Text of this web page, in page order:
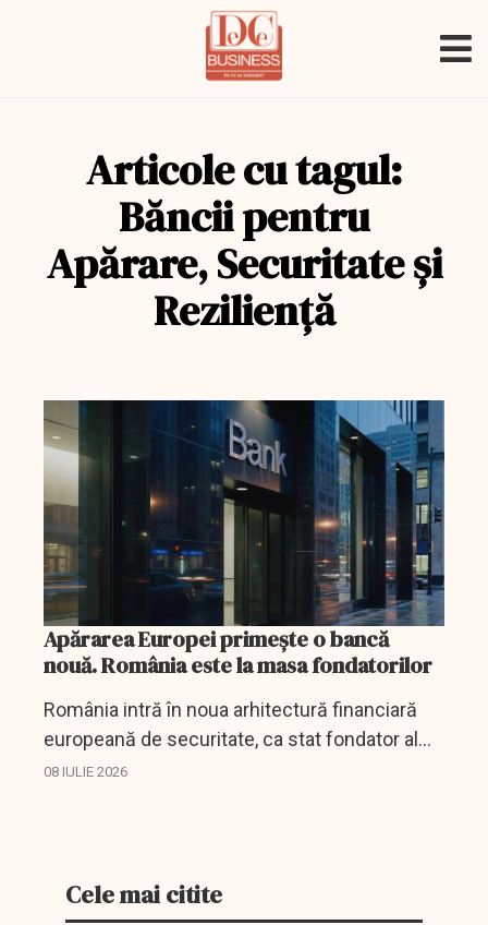
Articole cu tagul:
Băncii pentru
Apărare, Securitate și
Reziliență
Apărarea Europei primește o bancă
nouă. România este la masa fondatorilor
România intră în noua arhitectură financiară
europeană de securitate, ca stat fondator al
Băncii pentru Apărare, Securitate și Reziliență.
08 IULIE 2026
Cele mai citite